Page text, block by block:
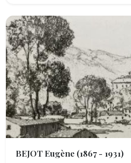
BEJOT Eugène (1867 - 1931)